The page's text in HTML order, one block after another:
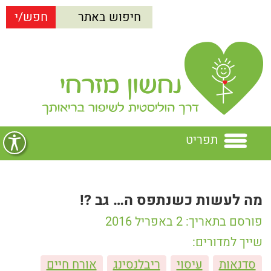
תפריט
נחשון מזרחי
נחשון מזרחיהרצאות
מה לעשות כשנתפס ה… גב ?!
פורסם בתאריך: 2 באפריל 2016
שייך למדורים:
סדנאות
עיסוי ריבלנסינג
אורח חיים